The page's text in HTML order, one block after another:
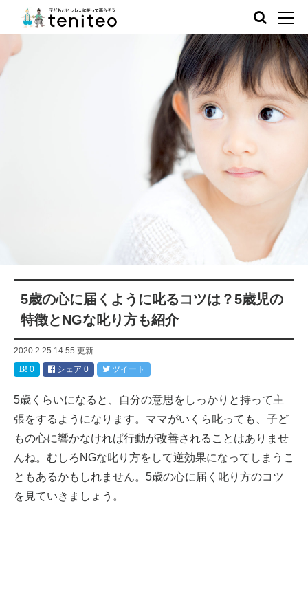
5歳の心に届くように叱るコツは？5歳児の
特徴とNGな叱り方も紹介
2020.2.25 14:55 更新
0
シェア 0 ツイート
5歳くらいになると、自分の意思をしっかりと持って主
張をするようになります。ママがいくら叱っても、子ど
もの心に響かなければ行動が改善されることはありませ
んね。むしろNGな叱り方をして逆効果になってしまうこ
ともあるかもしれません。5歳の心に届く叱り方のコツ
を見ていきましょう。